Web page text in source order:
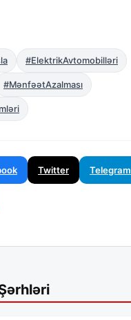
#ElektrikAvtomobilləri
#MənfəətAzalması
Twitter Telegram